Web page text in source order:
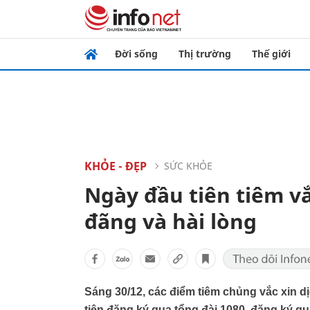
Đời sống Thị trường Thế giới
KHỎE - ĐẸP SỨC KHỎE
Ngày đầu tiên tiêm
đãng và hài lòng
Sáng 30/12, các điểm tiêm chủng vắc xin